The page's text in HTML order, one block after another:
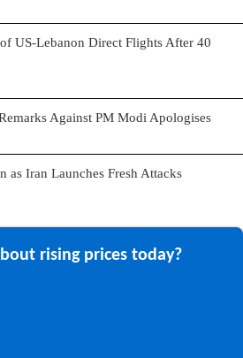
US-Lebanon Direct Flights After 40
Against PM Modi Apologises
as Iran Launches Fresh Attacks
rising prices today?